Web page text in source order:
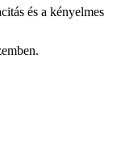
és a kényelmes